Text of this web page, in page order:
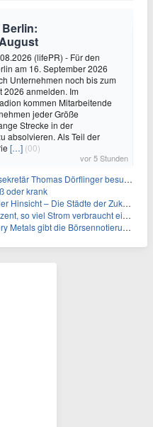
(lifePR) - Für den
am 16. September 2026
Unternehmen noch bis zum
2026 anmelden. Im
kommen Mitarbeitende
jeder Größe
Strecke in der
absolvieren. Als Teil der
[…] (00)
vor 5 Stunden
besucht Handwerksbetrieb im Kammerbezirk Freiburg
oder krank
– Die Städte der Zukunft sind grün-blau
Strom verbraucht ein Aufzug im Gebäude
an der Frankfurter Wertpapierbörse bekannt